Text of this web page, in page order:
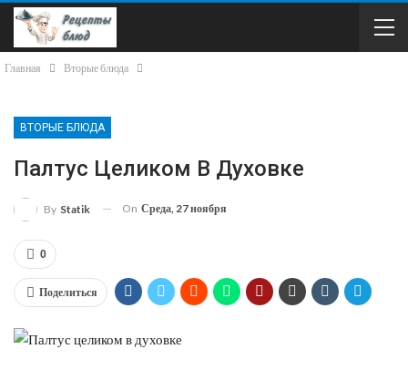
Главная Вторые блюда
ВТОРЫЕ БЛЮДА
Палтус Целиком В Духовке
By Statik On Среда, 27 ноября
0
Поделиться